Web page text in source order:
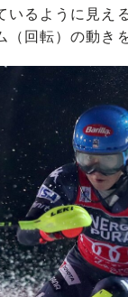
るように見え
回転）の動き